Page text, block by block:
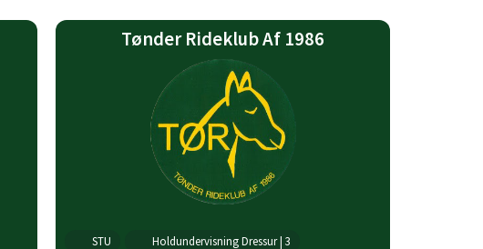
Tønder Rideklub Af 1986
STU
Holdundervisning Dressur | 3